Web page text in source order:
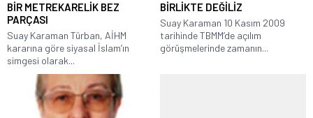
BİR METREKARELİK BEZ
PARÇASI
Suay Karaman Türban, AİHM
kararına göre siyasal İslam’ın
simgesi olarak...
BİRLİKTE DEĞİLİZ
Suay Karaman 10 Kasım 2009
tarihinde TBMM’de açılım
görüşmelerinde zamanın...